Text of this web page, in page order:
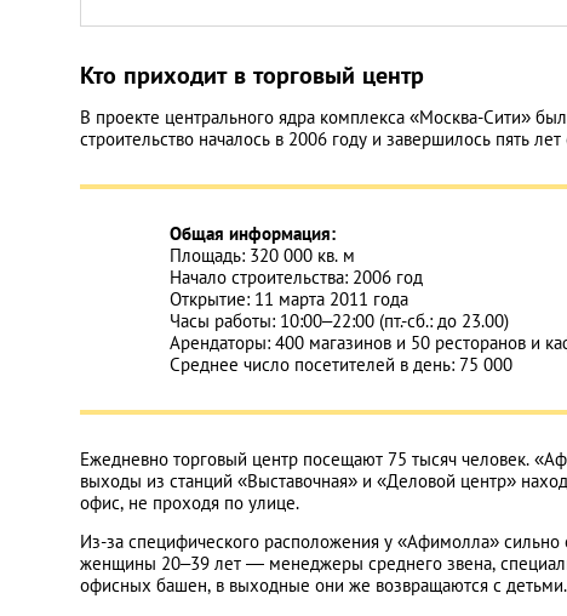
Кто приходит в торговый центр
В проекте центрального ядра комплекса «Москва-Сити»
строительство началось в 2006 году и завершилось пять лет
Общая информация:
Площадь: 320 000 кв. м
Начало строительства: 2006 год
Открытие: 11 марта 2011 года
Часы работы: 10:00–22:00 (пт.-сб.: до 23.00)
Арендаторы: 400 магазинов и 50 ресторанов и
Среднее число посетителей в день: 75 000
Ежедневно торговый центр посещают 75 тысяч человек.
выходы из станций «Выставочная» и «Деловой центр»
офис, не проходя по улице.
Из-за специфического расположения у «Афимолла»
женщины 20–39 лет — менеджеры среднего звена,
офисных башен, в выходные они же возвращаются с детьми.